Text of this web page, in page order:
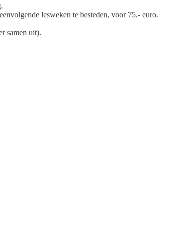
lesweken te besteden, voor 75,- euro.
samen uit).